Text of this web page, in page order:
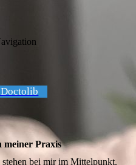
meiner Praxis
bei mir im Mittelpunkt.